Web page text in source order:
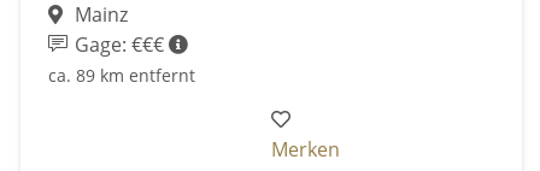
Mainz
Gage: €€€
ca. 89 km entfernt
Merken